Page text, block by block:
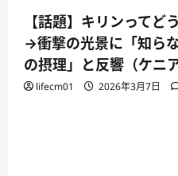
【話題】キリンってど
→衝撃の光景に「知ら
の摂理」と反響（ケニア
lifecm01 2026年3月7日